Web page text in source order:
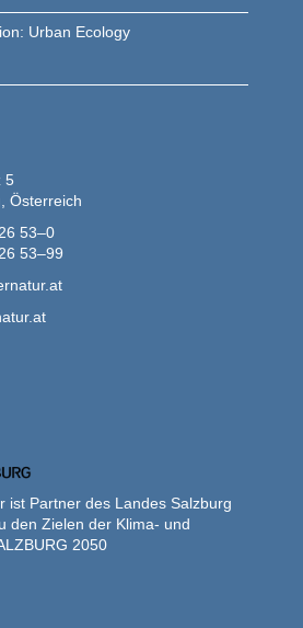
Urban Ecology
5
Österreich
53–0
53–99
ist Partner des Landes Salzburg
den Zielen der Klima- und
2050